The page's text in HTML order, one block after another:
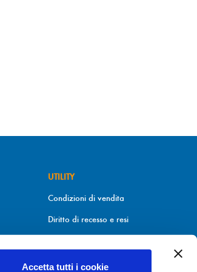
Accetta tutti i cookie
UTILITY
Condizioni di vendita
Diritto di recesso e resi
Informativa sui cookies